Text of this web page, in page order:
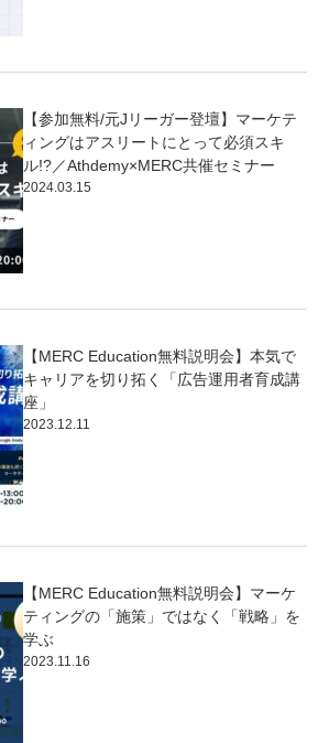
【参加無料/元Jリーガー登壇】マーケテ
ィングはアスリートにとって必須スキ
ル!?／Athdemy×MERC共催セミナー
2024.03.15
【MERC Education無料説明会】本気で
キャリアを切り拓く「広告運用者育成講
座」
2023.12.11
【MERC Education無料説明会】マーケ
ティングの「施策」ではなく「戦略」を
学ぶ
2023.11.16